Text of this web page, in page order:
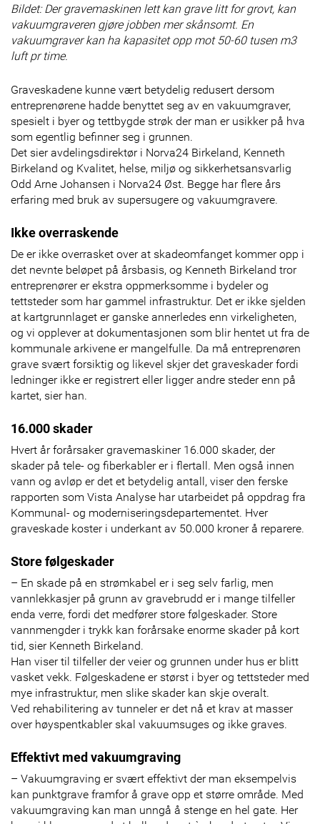
Bildet: Der gravemaskinen lett kan grave litt for grovt, kan
vakuumgraveren gjøre jobben mer skånsomt. En
vakuumgraver kan ha kapasitet opp mot 50-60 tusen m3
luft pr time.
Graveskadene kunne vært betydelig redusert dersom
entreprenørene hadde benyttet seg av en vakuumgraver,
spesielt i byer og tettbygde strøk der man er usikker på hva
som egentlig befinner seg i grunnen.
Det sier avdelingsdirektør i Norva24 Birkeland, Kenneth
Birkeland og Kvalitet, helse, miljø og sikkerhetsansvarlig
Odd Arne Johansen i Norva24 Øst. Begge har flere års
erfaring med bruk av supersugere og vakuumgravere.
Ikke overraskende
De er ikke overrasket over at skadeomfanget kommer opp i
det nevnte beløpet på årsbasis, og Kenneth Birkeland tror
entreprenører er ekstra oppmerksomme i bydeler og
tettsteder som har gammel infrastruktur. Det er ikke sjelden
at kartgrunnlaget er ganske annerledes enn virkeligheten,
og vi opplever at dokumentasjonen som blir hentet ut fra de
kommunale arkivene er mangelfulle. Da må entreprenøren
grave svært forsiktig og likevel skjer det graveskader fordi
ledninger ikke er registrert eller ligger andre steder enn på
kartet, sier han.
16.000 skader
Hvert år forårsaker gravemaskiner 16.000 skader, der
skader på tele- og fiberkabler er i flertall. Men også innen
vann og avløp er det et betydelig antall, viser den ferske
rapporten som Vista Analyse har utarbeidet på oppdrag fra
Kommunal- og moderniseringsdepartementet. Hver
graveskade koster i underkant av 50.000 kroner å reparere.
Store følgeskader
– En skade på en strømkabel er i seg selv farlig, men
vannlekkasjer på grunn av gravebrudd er i mange tilfeller
enda verre, fordi det medfører store følgeskader. Store
vannmengder i trykk kan forårsake enorme skader på kort
tid, sier Kenneth Birkeland.
Han viser til tilfeller der veier og grunnen under hus er blitt
vasket vekk. Følgeskadene er størst i byer og tettsteder med
mye infrastruktur, men slike skader kan skje overalt.
Ved rehabilitering av tunneler er det nå et krav at masser
over høyspentkabler skal vakuumsuges og ikke graves.
Effektivt med vakuumgraving
– Vakuumgraving er svært effektivt der man eksempelvis
kan punktgrave framfor å grave opp et større område. Med
vakuumgraving kan man unngå å stenge en hel gate. Her